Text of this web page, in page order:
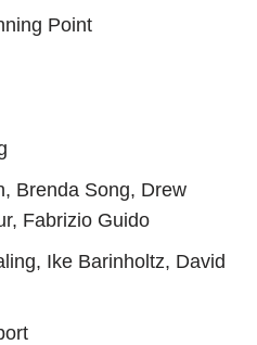
Point
Brenda Song, Drew
Fabrizio Guido
Ike Barinholtz, David